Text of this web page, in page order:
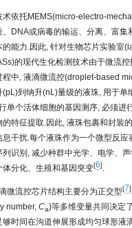
术依托MEMS(micro-electro-
、DNA或病毒的输运、分离、富集
的能力.因此, 针对生物芯片实验
的现代生化检测技术由于微流
程中, 液滴微流控(droplet-based
(pL)到纳升(nL)量级的液珠, 用于单
单个活体细胞的基因测序, 必须进
的特征提取.因此, 液珠包裹和封装
息干扰.每个液珠作为一个微型反
列识别, 减少种群中光学、电学、
体分化、生殖和基因突变[6].
微流控芯片结构主要分为正交型[7]
number, Ca)等多维变量共同决定
够时间在沟道伸展形成均匀球形液